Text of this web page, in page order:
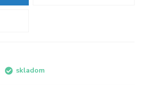
skladom